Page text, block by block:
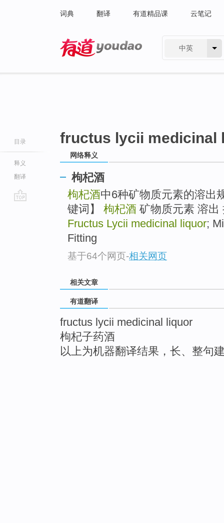
词典 翻译 有道精品课 云笔记
中英
目录
释义
翻译
fructus lycii medicinal
网络释义
枸杞酒
枸杞酒中6种矿物质元素的溶出
键词】 枸杞酒 矿物质元素 溶出
Fructus Lycii medicinal liquor;
Fitting
基于64个网页-相关网页
相关文章
有道翻译
fructus lycii medicinal liquor
枸杞子药酒
以上为机器翻译结果，长、整句